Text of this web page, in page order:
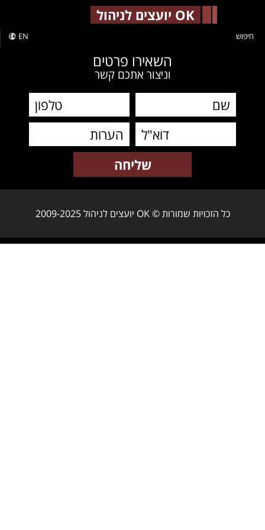
OK יועצים לניהול
EN חיפוש
השאירו פרטים
וניצור אתכם קשר
כל הזכויות שמורות © OK יועצים לניהול 2009-2025